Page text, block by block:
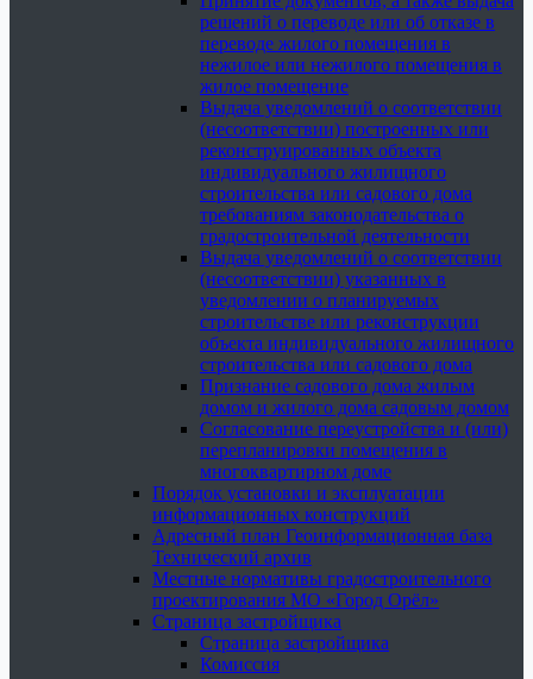
решений о переводе или об отказе в
переводе жилого помещения в
нежилое или нежилого помещения в
жилое помещение
Выдача уведомлений о соответствии
(несоответствии) построенных или
реконструированных объекта
индивидуального жилищного
строительства или садового дома
требованиям законодательства о
градостроительной деятельности
Выдача уведомлений о соответствии
(несоответствии) указанных в
уведомлении о планируемых
строительстве или реконструкции
объекта индивидуального жилищного
строительства или садового дома
Признание садового дома жилым
домом и жилого дома садовым домом
Согласование переустройства и (или)
перепланировки помещения в
многоквартирном доме
Порядок установки и эксплуатации
информационных конструкций
Адресный план Геоинформационная база
Технический архив
Местные нормативы градостроительного
проектирования МО «Город Орёл»
Страница застройщика
Страница застройщика
Комиссия